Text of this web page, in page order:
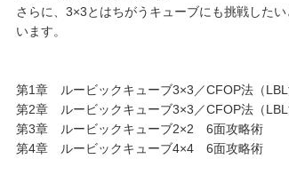
さらに、3×3とはちがうキューブにも挑戦した
います。
第1章 ルービックキューブ3×3／CFOP法（LBL
第2章 ルービックキューブ3×3／CFOP法（LBL
第3章 ルービックキューブ2×2 6面攻略術
第4章 ルービックキューブ4×4 6面攻略術
ョッピングで購入 紀